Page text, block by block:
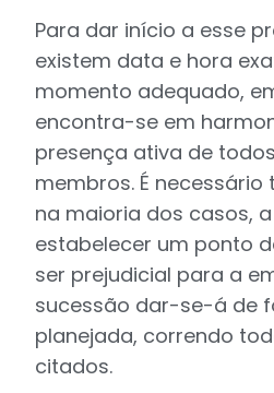
Para dar início a esse
existem data e hora
momento adequado,
encontra-se em
presença ativa de
membros. É necessário
na maioria dos casos,
estabelecer um ponto
ser prejudicial para a
sucessão dar-se-á de
planejada, correndo
citados.